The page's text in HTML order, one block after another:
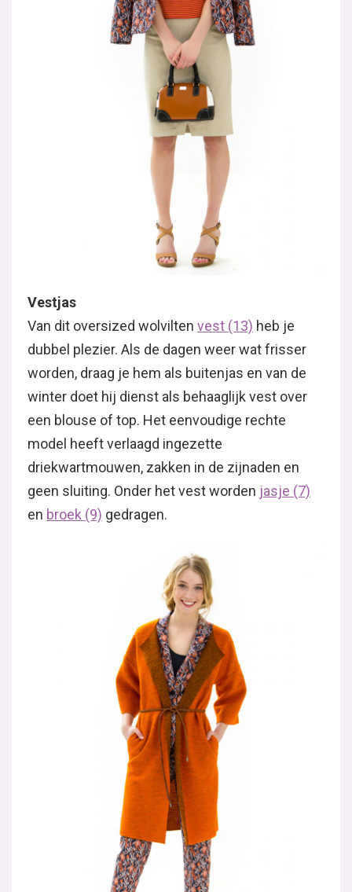
Vestjas
Van dit oversized wolvilten vest (13) heb je
dubbel plezier. Als de dagen weer wat frisser
worden, draag je hem als buitenjas en van de
winter doet hij dienst als behaaglijk vest over
een blouse of top. Het eenvoudige rechte
model heeft verlaagd ingezette
driekwartmouwen, zakken in de zijnaden en
geen sluiting. Onder het vest worden jasje (7)
en broek (9) gedragen.